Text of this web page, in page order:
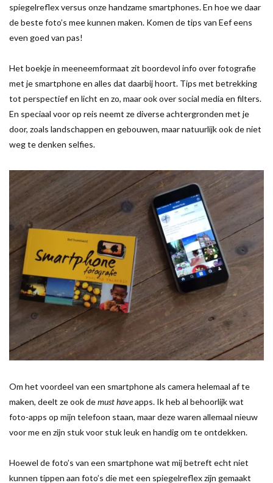
spiegelreflex versus onze handzame smartphones. En hoe we daar
de beste foto’s mee kunnen maken. Komen de tips van Eef eens
even goed van pas!
Het boekje in meeneemformaat zit boordevol info over fotografie
met je smartphone en alles dat daarbij hoort. Tips met betrekking
tot perspectief en licht en zo, maar ook over social media en filters.
En speciaal voor op reis neemt ze diverse achtergronden met je
door, zoals landschappen en gebouwen, maar natuurlijk ook de niet
weg te denken selfies.
Om het voordeel van een smartphone als camera helemaal af te
maken, deelt ze ook demust haveapps. Ik heb al behoorlijk wat
foto-apps op mijn telefoon staan, maar deze waren allemaal nieuw
voor me en zijn stuk voor stuk leuk en handig om te ontdekken.
Hoewel de foto’s van een smartphone wat mij betreft echt niet
kunnen tippen aan foto’s die met een spiegelreflex zijn gemaakt